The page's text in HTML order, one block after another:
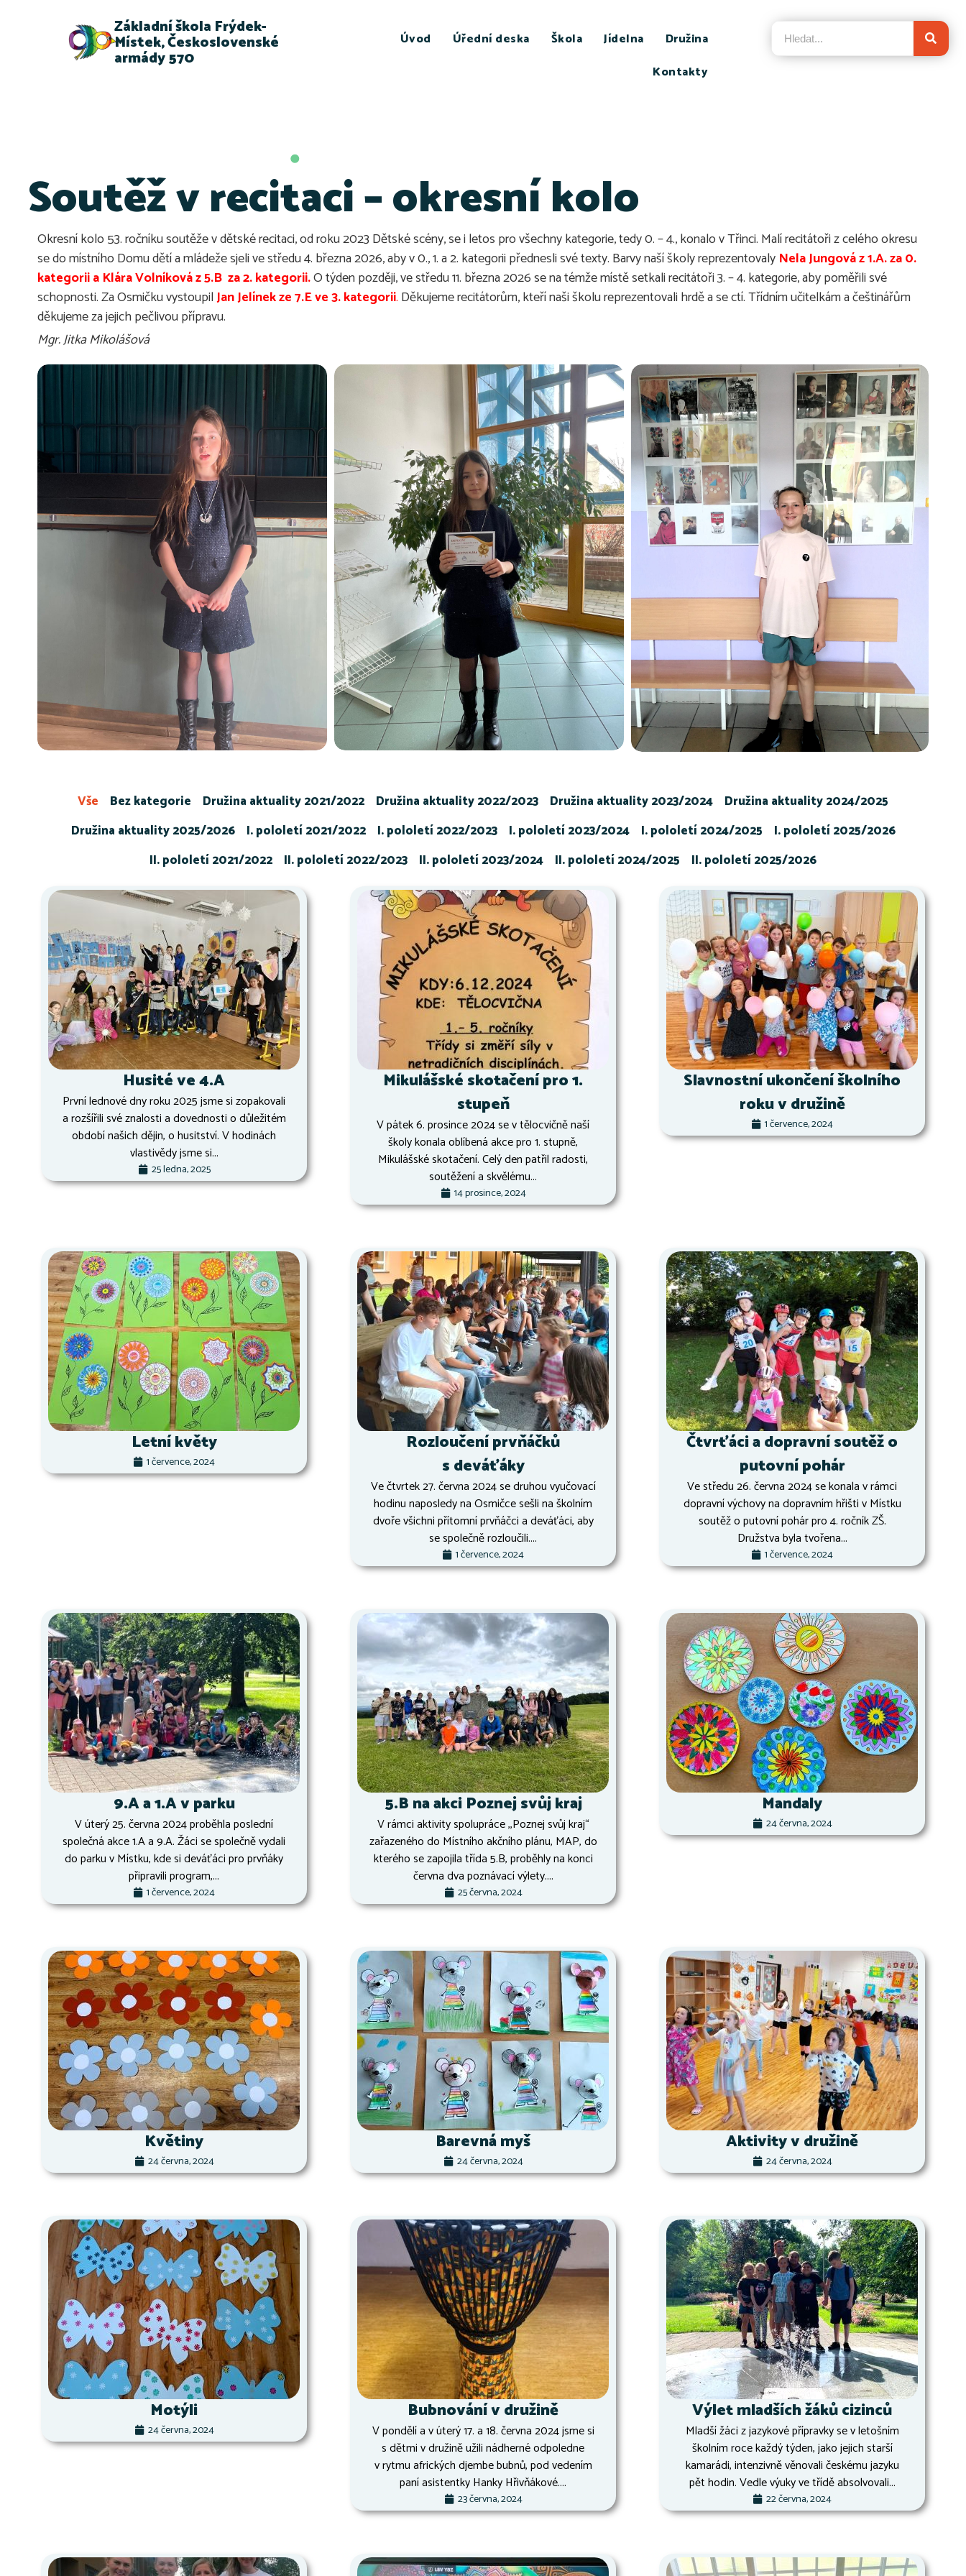
Základní škola Frýdek-
Místek, Československé
armády 570
Úvod Úřední deska Škola Jídelna
Družina
Kontakty
Soutěž v recitaci – okresní kolo
Okresní kolo 53. ročníku soutěže v dětské recitaci, od roku 2023 Dětské scény, se i letos pro všechny kategorie, tedy 0. – 4., konalo v Třinci. Malí recitátoři z celého okresu
se do místního Domu dětí a mládeže sjeli ve středu 4. března 2026, aby v 0., 1. a 2. kategorii přednesli své texty. Barvy naší školy reprezentovaly Nela Jungová z 1.A. za 0.
kategorii a Klára Volníková z 5.B za 2. kategorii.O týden později, ve středu 11. března 2026 se na témže místě setkali recitátoři 3. – 4. kategorie, aby poměřili své
schopnosti. Za Osmičku vystoupilJan Jelínek ze 7.E ve 3. kategorii. Děkujeme recitátorům, kteří naši školu reprezentovali hrdě a se ctí. Třídním učitelkám a češtinářům
děkujeme za jejich pečlivou přípravu.
Mgr. Jitka Mikolášová
Bez kategorie Družina aktuality 2021/2022 Družina aktuality 2022/2023 Družina aktuality 2023/2024
Družina aktuality 2024/2025
Družina aktuality 2025/2026
I. pololetí 2021/2022 I. pololetí 2022/2023 I. pololetí 2023/2024 I. pololetí 2024/2025
I. pololetí 2025/2026
II. pololetí 2021/2022
II. pololetí 2022/2023 II. pololetí 2023/2024 II. pololetí 2024/2025 II. pololetí 2025/2026
Vše
Husité ve 4.A
První lednové dny roku 2025 jsme si zopakovali
a rozšířili své znalosti a dovednosti o důležitém
období našich dějin, o husitství. V hodinách
vlastivědy jsme si...
25 ledna, 2025
Mikulášské skotačení pro 1.
stupeň
V pátek 6. prosince 2024 se v tělocvičně naší
školy konala oblíbená akce pro 1. stupně,
Mikulášské skotačení. Celý den patřil radosti,
soutěžení a skvělému...
14 prosince, 2024
Slavnostní ukončení školního
roku v družině
1 července, 2024
Letní květy
1 července, 2024
Rozloučení prvňáčků
s deváťáky
Ve čtvrtek 27. června 2024 se druhou vyučovací
hodinu naposledy na Osmičce sešli na školním
dvoře všichni přítomní prvňáčci a deváťáci, aby
se společně rozloučili....
1 července, 2024
Čtvrťáci a dopravní soutěž o
putovní pohár
Ve středu 26. června 2024 se konala v rámci
dopravní výchovy na dopravním hřišti v Místku
soutěž o putovní pohár pro 4. ročník ZŠ.
Družstva byla tvořena...
1 července, 2024
9.A a 1.A v parku
V úterý 25. června 2024 proběhla poslední
společná akce 1.A a 9.A. Žáci se společně vydali
do parku v Místku, kde si deváťáci pro prvňáky
připravili program,...
1 července, 2024
5.B na akci Poznej svůj kraj
V rámci aktivity spolupráce ,,Poznej svůj kraj“
zařazeného do Místního akčního plánu, MAP, do
kterého se zapojila třída 5.B, proběhly na konci
června dva poznávací výlety....
25 června, 2024
Mandaly
24 června, 2024
Květiny
24 června, 2024
Barevná myš
24 června, 2024
Aktivity v družině
24 června, 2024
Motýli
24 června, 2024
Bubnování v družině
V pondělí a v úterý 17. a 18. června 2024 jsme si
s dětmi v družině užili nádherné odpoledne
v rytmu afrických djembe bubnů, pod vedením
paní asistentky Hanky Hřivňákové....
23 června, 2024
Výlet mladších žáků cizinců
Mladší žáci z jazykové přípravky se v letošním
školním roce každý týden, jako jejich starší
kamarádi, intenzivně věnovali českému jazyku
pět hodin. Vedle výuky ve třídě absolvovali...
22 června, 2024